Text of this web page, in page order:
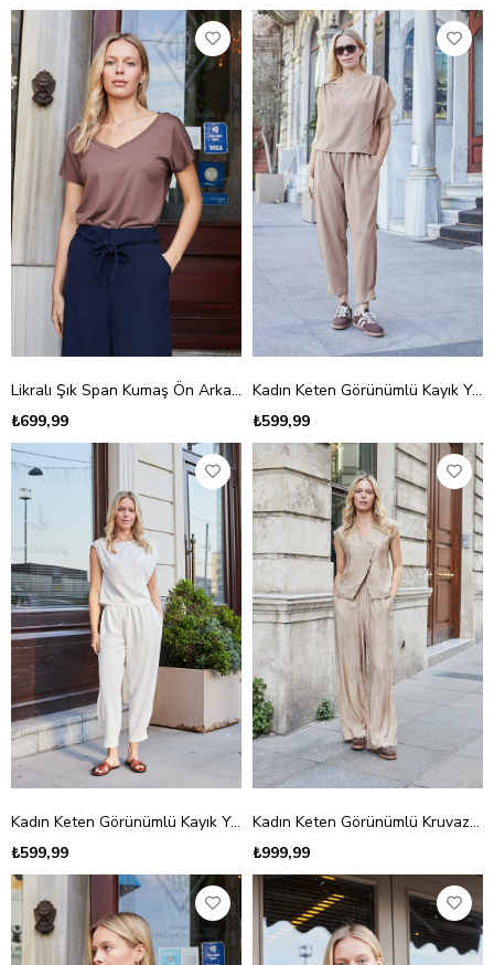
Likralı Şık Span Kumaş Ön Arka V Yaka Düşük Omuzlu Bluz-Kahve
₺699,99
Kadın Keten Görünümlü Kayık Yaka Asimetrik Pileli Büzgülü Bluz-Camel
₺599,99
Kadın Keten Görünümlü Kayık Yaka Asimetrik Pileli Büzgülü Bluz-Krem
₺599,99
Kadın Keten Görünümlü Kruvaze Anvelop Düşük Omuzlu Yelek Bluz-Camel
₺999,99